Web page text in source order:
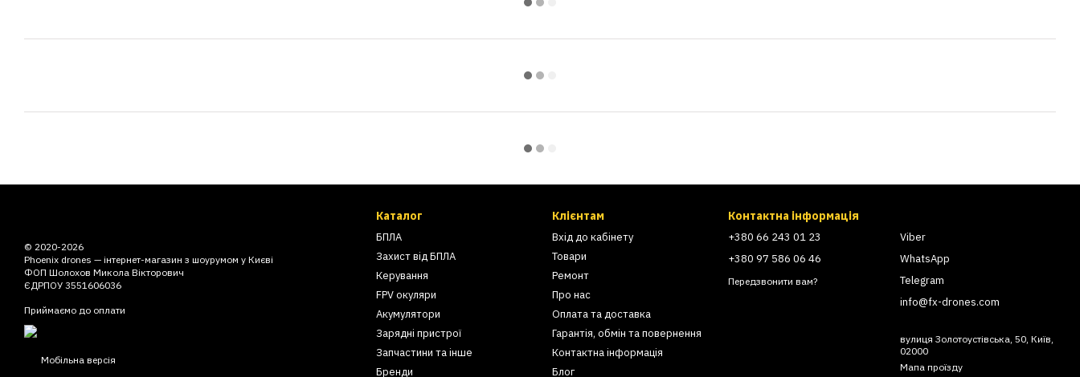
© 2020-2026
Phoenix drones — інтернет-магазин з шоурумом у Києві
ФОП Шолохов Микола Вікторович
ЄДРПОУ 3551606036
Приймаємо до оплати
Мобільна версія
Каталог
БПЛА
Захист від БПЛА
Керування
FPV окуляри
Акумулятори
Зарядні пристрої
Запчастини та інше
Бренди
Клієнтам
Вхід до кабінету
Товари
Ремонт
Про нас
Оплата та доставка
Гарантія, обмін та повернення
Контактна інформація
Блог
Контактна інформація
+380 66 243 01 23
+380 97 586 06 46
Передзвонити вам?
Viber
WhatsApp
Telegram
info@fx-drones.com
вулиця Золотоустівська, 50, Київ,
02000
Мапа проїзду